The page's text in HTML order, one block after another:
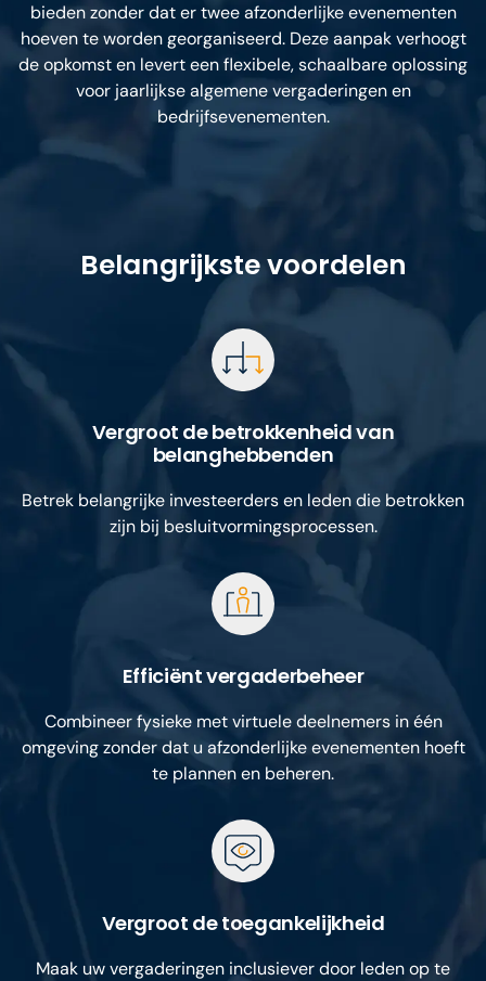
bieden zonder dat er twee afzonderlijke evenementen
hoeven te worden georganiseerd. Deze aanpak verhoogt
de opkomst en levert een flexibele, schaalbare oplossing
voor jaarlijkse algemene vergaderingen en
bedrijfsevenementen.
Belangrijkste voordelen
Vergroot de betrokkenheid van
belanghebbenden
Betrek belangrijke investeerders en leden die betrokken
zijn bij besluitvormingsprocessen.
Efficiënt vergaderbeheer
Combineer fysieke met virtuele deelnemers in één
omgeving zonder dat u afzonderlijke evenementen hoeft
te plannen en beheren.
Vergroot de toegankelijkheid
Maak uw vergaderingen inclusiever door leden op te